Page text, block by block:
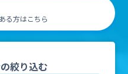
る方はこちら
絞り込む